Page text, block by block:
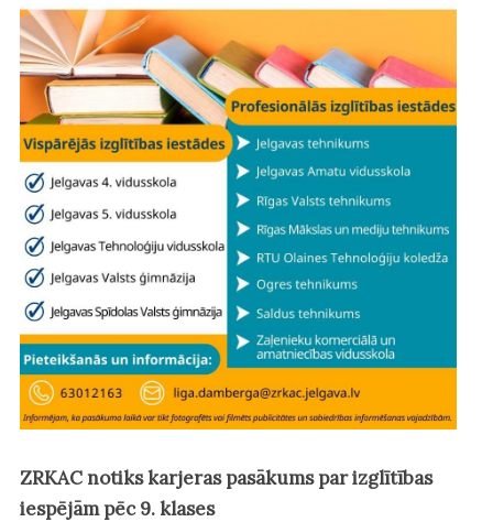
ZRKAC notiks karjeras pasākums par izglītības
iespējām pēc 9. klases